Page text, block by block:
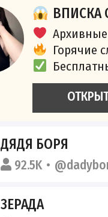
ВПИСКА
Горячие
ДЯДЯ БОРЯ
92.5K
ЗЕРАДА